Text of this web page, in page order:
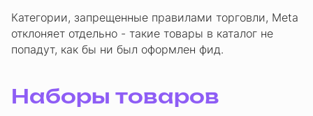
Категории, запрещенные правилами торговли, Meta
отклоняет отдельно - такие товары в каталог не
попадут, как бы ни был оформлен фид.
Наборы товаров